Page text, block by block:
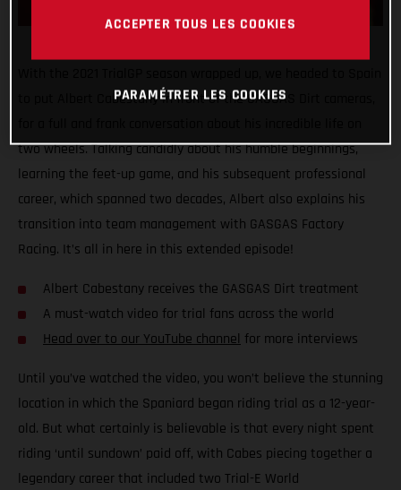
to put Albert Cabestany in front of the GASGAS Dirt cameras,
two wheels. Talking candidly about his humble beginnings,
learning the feet-up game, and his subsequent professional
career, which spanned two decades, Albert also explains his
transition into team management with GASGAS Factory
Racing. It’s all in here in this extended episode!
Albert Cabestany receives the GASGAS Dirt treatment
A must-watch video for trial fans across the world
Head over to our YouTube channel for more interviews
Until you’ve watched the video, you won’t believe the stunning
location in which the Spaniard began riding trial as a 12-year-
old. But what certainly is believable is that every night spent
riding ‘until sundown’ paid off, with Cabes piecing together a
legendary career that included two Trial-E World
ACCEPTER TOUS LES COOKIES
PARAMÉTRER LES COOKIES